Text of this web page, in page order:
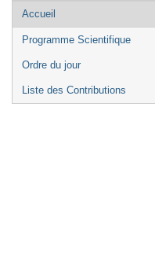
Menu
de
l'événement
Accueil
Programme Scientifique
Ordre du jour
Liste des Contributions